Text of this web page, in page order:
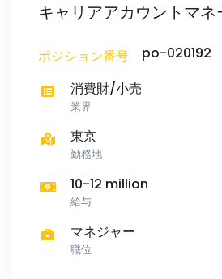
キャリアアカウントマネ
ポジション番号
po-020192
消費財/小売
業界
東京
勤務地
10-12 million
給与
マネジャー
職位